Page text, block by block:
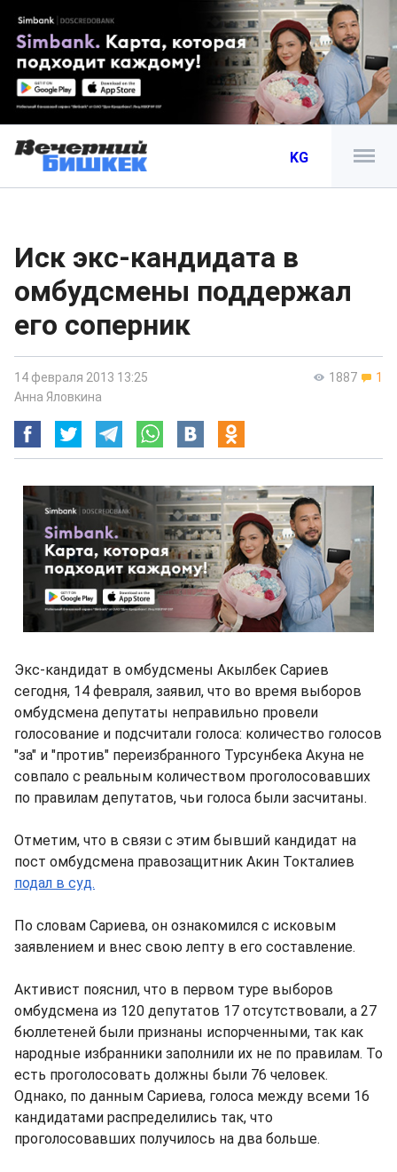
KG
Иск экс-кандидата в
омбудсмены поддержал
его соперник
1887 1
14 февраля 2013 13:25
Анна Яловкина
Экс-кандидат в омбудсмены Акылбек Сариев
сегодня, 14 февраля, заявил, что во время выборов
омбудсмена депутаты неправильно провели
голосование и подсчитали голоса: количество голосов
"за" и "против" переизбранного Турсунбека Акуна не
совпало с реальным количеством проголосовавших
по правилам депутатов, чьи голоса были засчитаны.
Отметим, что в связи с этим бывший кандидат на
пост омбудсмена правозащитник Акин Токталиев
подал в суд.
По словам Сариева, он ознакомился с исковым
заявлением и внес свою лепту в его составление.
Активист пояснил, что в первом туре выборов
омбудсмена из 120 депутатов 17 отсутствовали, а 27
бюллетеней были признаны испорченными, так как
народные избранники заполнили их не по правилам. То
есть проголосовать должны были 76 человек.
Однако, по данным Сариева, голоса между всеми 16
кандидатами распределились так, что
проголосовавших получилось на два больше.